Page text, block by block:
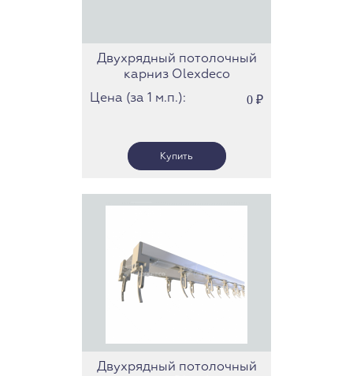
Двухрядный потолочный
карниз Olexdeco
(Олексдеко) c роликами
(363.612.46) (Трек 23)
Цена (за 1 м.п.): 0 ₽
Двухрядный потолочный